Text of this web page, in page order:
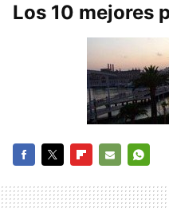
Los 10 mejores
MAIL